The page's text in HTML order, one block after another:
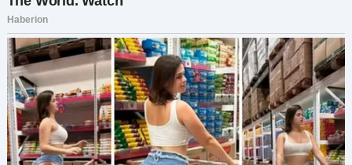
— Прости, папа, — прошептала Дженни,
обнимая его. — Прости, что нам понадобилось
письмо, чтобы вспомнить…
Арнольд смотрел на своих детей — не в рамке,
не на фото, а живых, настоящих.
И дом снова наполнился смехом.